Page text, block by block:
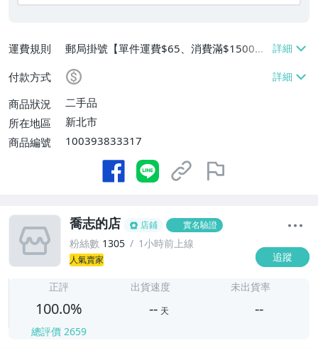
運費規則
郵局掛號【單件運費$65、消費滿$1500免
運費】
付款方式
商品狀況
二手品
所在地區
新北市
商品編號
100393833317
喬志的店 店鋪 實名驗證
粉絲數 1305 1小時前上線
人氣賣家 追蹤
正評
100.0%
總評價 2659
出貨速度
-- 天
未出貨率
--